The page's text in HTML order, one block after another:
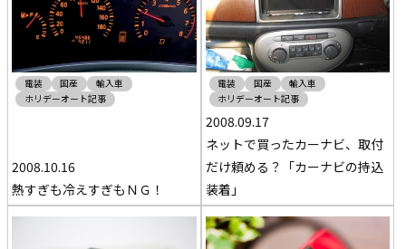
電装 国産
輸入車
ホリデーオート記事
2008.10.16
熱すぎも冷えすぎもＮＧ！
電装 国産
輸入車
ホリデーオート記事
2008.09.17
ネットで買ったカーナビ、取付
だけ頼める？「カーナビの持込
装着」